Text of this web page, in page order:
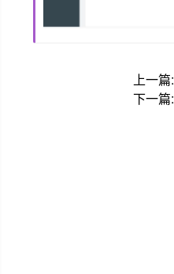
上一篇:
下一篇: